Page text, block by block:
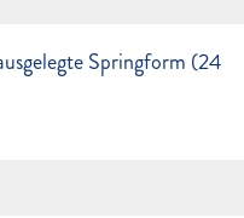
Springform (24